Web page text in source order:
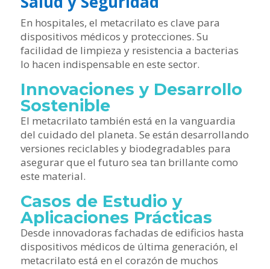
En hospitales, el metacrilato es clave para
dispositivos médicos y protecciones. Su
facilidad de limpieza y resistencia a bacterias
lo hacen indispensable en este sector.
Innovaciones y Desarrollo
Sostenible
El metacrilato también está en la vanguardia
del cuidado del planeta. Se están desarrollando
versiones reciclables y biodegradables para
asegurar que el futuro sea tan brillante como
este material.
Casos de Estudio y
Aplicaciones Prácticas
Desde innovadoras fachadas de edificios hasta
dispositivos médicos de última generación, el
metacrilato está en el corazón de muchos